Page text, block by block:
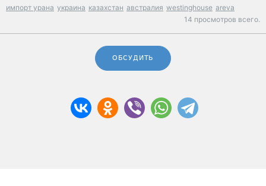
импорт урана украина казахстан австралия westinghouse areva
14 просмотров всего.
ОБСУДИТЬ